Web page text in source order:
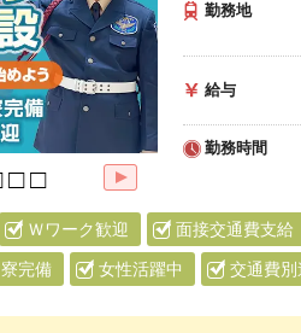
勤務地
給与
勤務時間
Ｗワーク歓迎 面接交通費支給
寮完備 女性活躍中 交通費別